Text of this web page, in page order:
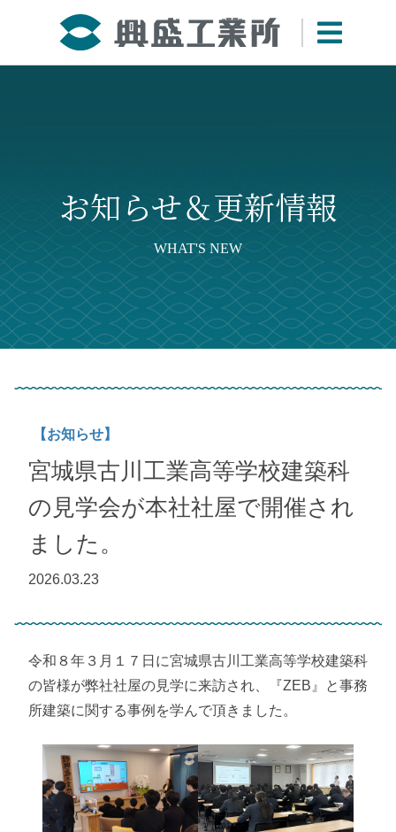
お知らせ＆更新情報
WHAT'S NEW
【お知らせ】
宮城県古川工業高等学校建築科
の見学会が本社社屋で開催され
ました。
2026.03.23
令和８年３月１７日に宮城県古川工業高等学校建築科
の皆様が弊社社屋の見学に来訪され、『ZEB』と事務
所建築に関する事例を学んで頂きました。